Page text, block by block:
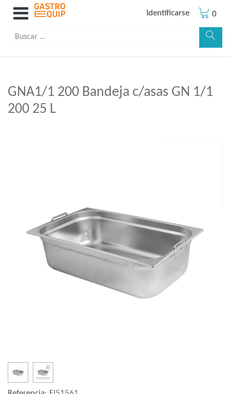
Identificarse 0
GNA1/1 200 Bandeja c/asas GN 1/1
200 25 L